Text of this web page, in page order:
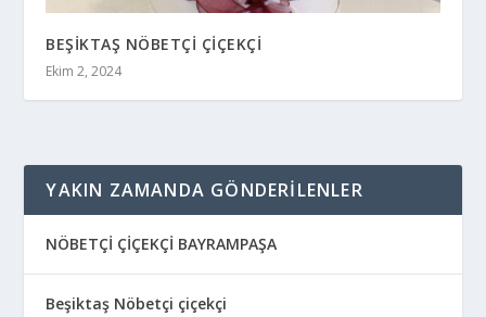
BEŞİKTAŞ NÖBETÇİ ÇİÇEKÇİ
Ekim 2, 2024
YAKIN ZAMANDA GÖNDERILENLER
NÖBETÇİ ÇİÇEKÇİ BAYRAMPAŞA
Beşiktaş Nöbetçi çiçekçi